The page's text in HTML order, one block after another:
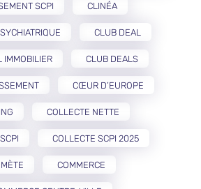
SCPI CLINÉA
CLUB DEAL
IMMOBILIER CLUB DEALS
CŒUR D’EUROPE
COLLECTE NETTE
COLLECTE SCPI 2025
COMMERCE